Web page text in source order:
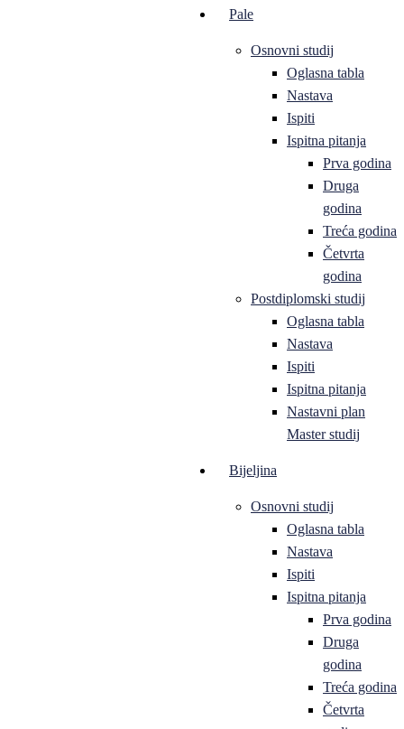
Pale
Osnovni studij
Oglasna tabla
Nastava
Ispiti
Ispitna pitanja
Prva godina
Druga
godina
Treća godina
Četvrta
godina
Postdiplomski studij
Oglasna tabla
Nastava
Ispiti
Ispitna pitanja
Nastavni plan
Master studij
Bijeljina
Osnovni studij
Oglasna tabla
Nastava
Ispiti
Ispitna pitanja
Prva godina
Druga
godina
Treća godina
Četvrta